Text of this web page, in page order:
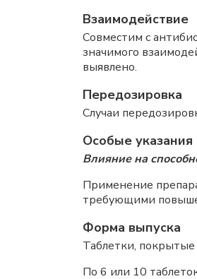
Взаимодействие
Совместим с
значимого
выявлено.
Передозировка
Случаи
Особые указания
Влияние на
Применение
требующими
Форма выпуска
Таблетки,
По 6 или 10